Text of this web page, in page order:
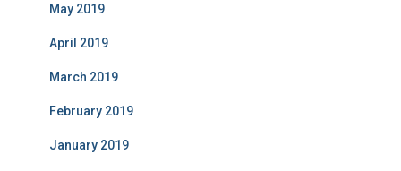
May 2019
April 2019
March 2019
February 2019
January 2019